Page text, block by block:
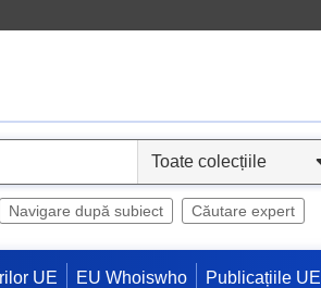
Navigare după subiect Căutare expert
UE EU Whoiswho Publicațiile UE